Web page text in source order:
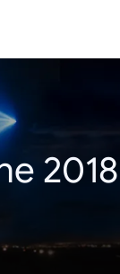
2018